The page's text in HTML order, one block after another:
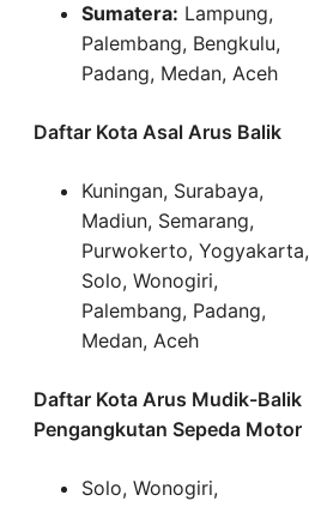
Sumatera: Lampung,
Palembang, Bengkulu,
Padang, Medan, Aceh
Daftar Kota Asal Arus Balik
Kuningan, Surabaya,
Madiun, Semarang,
Purwokerto, Yogyakarta,
Solo, Wonogiri,
Palembang, Padang,
Medan, Aceh
Daftar Kota Arus Mudik-Balik
Pengangkutan Sepeda Motor
Solo, Wonogiri,